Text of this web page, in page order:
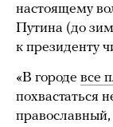
настоящему
Путина (до
к президенту
«В городе все
похвастаться